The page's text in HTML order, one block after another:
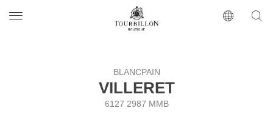
https://www.tourbillon.com/index.php/ru
BLANCPAIN
VILLERET
6127 2987 MMB